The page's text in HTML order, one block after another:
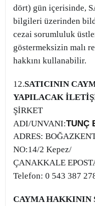
dört) gün içerisinde,
bilgileri üzerinden
cezai sorumluluk
göstermeksizin malı
hakkını kullanabilir.
12.SATICININ
YAPILACAK
ŞİRKET
ADI/UNVANI:TUNÇ
ADRES:
NO:14/2 Kepez/
ÇANAKKALE
Telefon: 0 543 387
CAYMA HAKKININ